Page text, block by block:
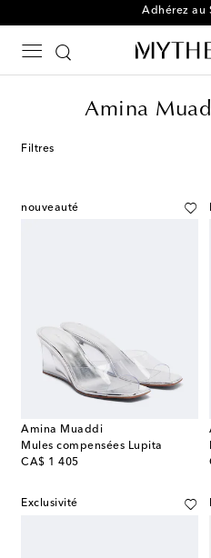
Adhérez au
Amina
Filtres
nouveauté
Amina Muaddi
Mules compensées Lupita
CA$ 1 405
original price
Exclusivité